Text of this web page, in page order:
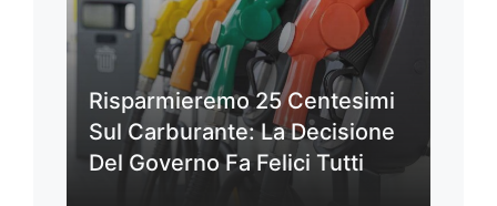
Risparmieremo 25 Centesimi
Sul Carburante: La Decisione
Del Governo Fa Felici Tutti